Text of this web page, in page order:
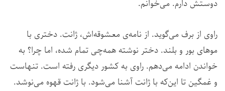
دوستش دارم. می‌خوانم.
راوی از برف می‌گوید. از نامه‌ی معشوقه‌اش، ژانت. دختری با
موهای بور و بلند. دختر نوشته همه‌چی تمام شده، اما چرا؟ به
خواندن ادامه می‌دهم. راوی به کشور دیگری رفته است. تنهاست
و غمگین تا این‌که با ژانت آشنا می‌شود. با ژانت قهوه می‌نوشد.